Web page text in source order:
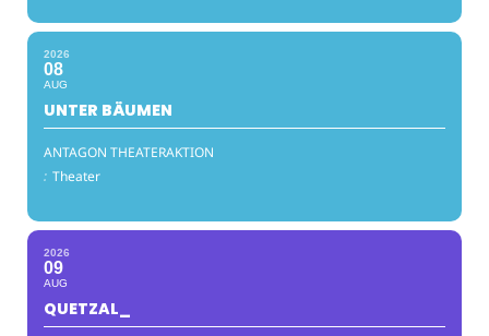
2026
08
AUG
UNTER BÄUMEN
ANTAGON THEATERAKTION
: Theater
2026
09
AUG
QUETZAL_